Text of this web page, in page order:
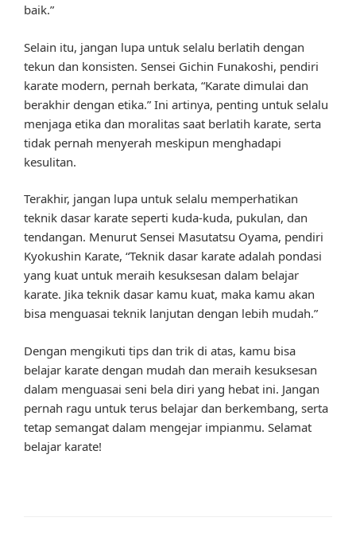
baik.”
Selain itu, jangan lupa untuk selalu berlatih dengan
tekun dan konsisten. Sensei Gichin Funakoshi, pendiri
karate modern, pernah berkata, “Karate dimulai dan
berakhir dengan etika.” Ini artinya, penting untuk selalu
menjaga etika dan moralitas saat berlatih karate, serta
tidak pernah menyerah meskipun menghadapi
kesulitan.
Terakhir, jangan lupa untuk selalu memperhatikan
teknik dasar karate seperti kuda-kuda, pukulan, dan
tendangan. Menurut Sensei Masutatsu Oyama, pendiri
Kyokushin Karate, “Teknik dasar karate adalah pondasi
yang kuat untuk meraih kesuksesan dalam belajar
karate. Jika teknik dasar kamu kuat, maka kamu akan
bisa menguasai teknik lanjutan dengan lebih mudah.”
Dengan mengikuti tips dan trik di atas, kamu bisa
belajar karate dengan mudah dan meraih kesuksesan
dalam menguasai seni bela diri yang hebat ini. Jangan
pernah ragu untuk terus belajar dan berkembang, serta
tetap semangat dalam mengejar impianmu. Selamat
belajar karate!